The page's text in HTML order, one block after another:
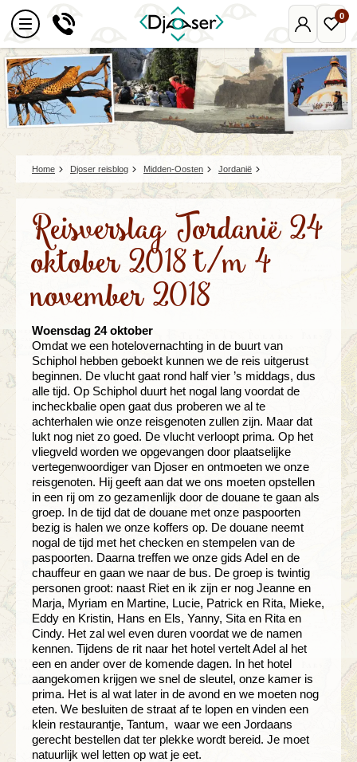
Mijn
Djoser
0
Home Djoser reisblog Midden-Oosten Jordanië
Reisverslag Jordanië 24
oktober 2018 t/m 4
november 2018
Woensdag 24 oktober
Omdat we een hotelovernachting in de buurt van
Schiphol hebben geboekt kunnen we de reis uitgerust
beginnen. De vlucht gaat rond half vier ’s middags, dus
alle tijd. Op Schiphol duurt het nogal lang voordat de
incheckbalie open gaat dus proberen we al te
achterhalen wie onze reisgenoten zullen zijn. Maar dat
lukt nog niet zo goed. De vlucht verloopt prima. Op het
vliegveld worden we opgevangen door plaatselijke
vertegenwoordiger van Djoser en ontmoeten we onze
reisgenoten. Hij geeft aan dat we ons moeten opstellen
in een rij om zo gezamenlijk door de douane te gaan als
groep. In de tijd dat de douane met onze paspoorten
bezig is halen we onze koffers op. De douane neemt
nogal de tijd met het checken en stempelen van de
paspoorten. Daarna treffen we onze gids Adel en de
chauffeur en gaan we naar de bus. De groep is twintig
personen groot: naast Riet en ik zijn er nog Jeanne en
Marja, Myriam en Martine, Lucie, Patrick en Rita, Mieke,
Eddy en Kristin, Hans en Els, Yanny, Sita en Rita en
Cindy. Het zal wel even duren voordat we de namen
kennen. Tijdens de rit naar het hotel vertelt Adel al het
een en ander over de komende dagen. In het hotel
aangekomen krijgen we snel de sleutel, onze kamer is
prima. Het is al wat later in de avond en we moeten nog
eten. We besluiten de straat af te lopen en vinden een
klein restaurantje, Tantum, waar we een Jordaans
gerecht bestellen dat ter plekke wordt bereid. Je moet
natuurlijk wel letten op wat je eet.